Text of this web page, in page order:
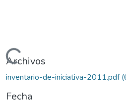
Cargando...
Archivos
inventario-de-iniciativa-2011.pdf
Fecha